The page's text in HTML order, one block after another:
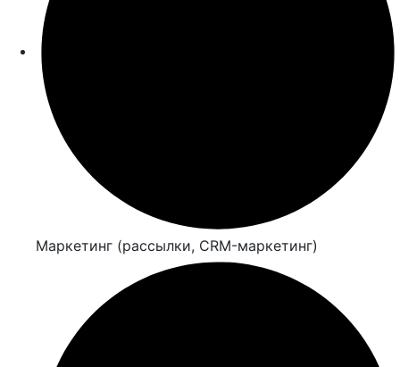
Маркетинг (рассылки, CRM-маркетинг)